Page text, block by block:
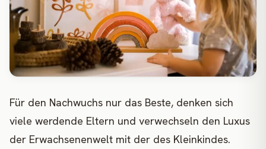
Für den Nachwuchs nur das Beste, denken sich
viele werdende Eltern und verwechseln den Luxus
der Erwachsenenwelt mit der des Kleinkindes.